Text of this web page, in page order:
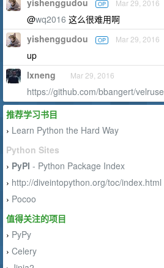
yishenggudou OP Mar 29, 2016
@wq2016 这么很难用啊
yishenggudou OP Mar 29, 2016
up
lxneng Mar 29, 2016
https://github.com/bbangert/velruse
推荐学习书目
› Learn Python the Hard Way
Python Sites
› PyPI - Python Package Index
› http://diveintopython.org/toc/index.html
› Pocoo
值得关注的项目
› PyPy
› Celery